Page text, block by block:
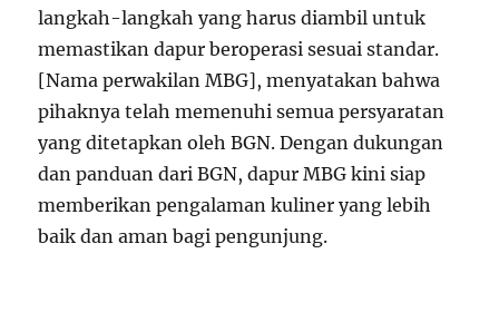
langkah-langkah yang harus diambil untuk
memastikan dapur beroperasi sesuai standar.
[Nama perwakilan MBG], menyatakan bahwa
pihaknya telah memenuhi semua persyaratan
yang ditetapkan oleh BGN. Dengan dukungan
dan panduan dari BGN, dapur MBG kini siap
memberikan pengalaman kuliner yang lebih
baik dan aman bagi pengunjung.